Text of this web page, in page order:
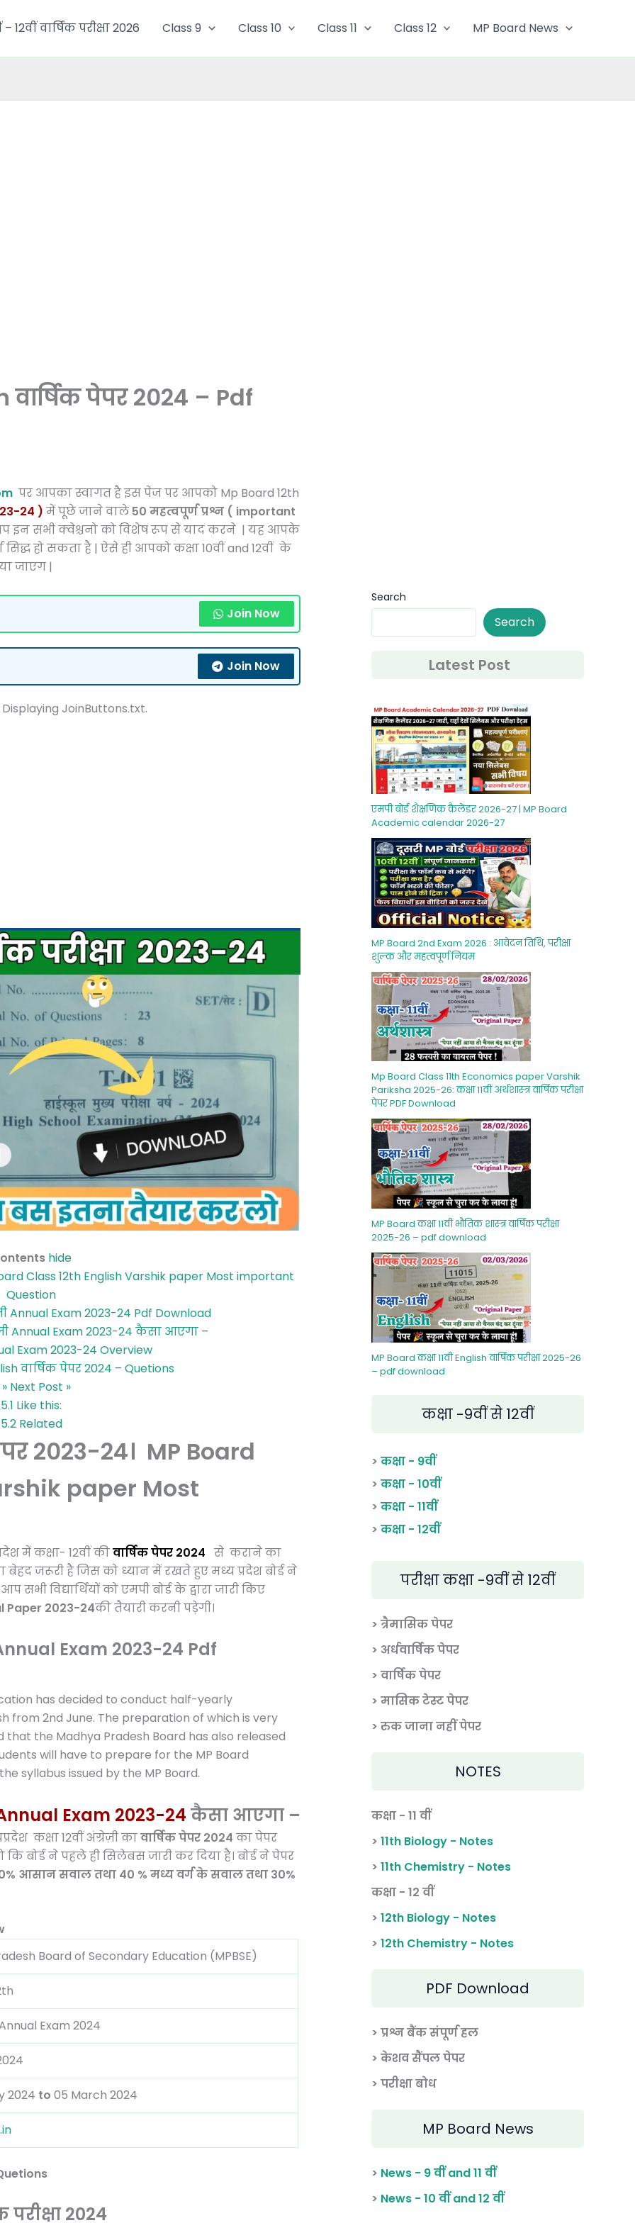
– 12वीं वार्षिक परीक्षा 2026 Class 9 Class 10 Class 11 Class 12 MP Board News
पेपर 2024 – Pdf
पर आपका स्वागत है इस पेज पर आपको Mp Board 12th
24 ) में पूछे जाने वाले 50 महत्वपूर्ण प्रश्न ( important
इन सभी क्वेश्चनो को विशेष रूप से याद करने | यह आपके
हो सकता है | ऐसे ही आपको कक्षा 10वीं and 12वीं के
जाएग |
Join Now
Join Now
JoinButtons.txt.
hide
Class 12th English Varshik paper Most important
Question
Annual Exam 2023-24 Pdf Download
Annual Exam 2023-24 कैसा आएगा –
Exam 2023-24 Overview
वार्षिक पेपर 2024 – Quetions
» Next Post »
5.1 Like this:
5.2 Related
2023-24। MP Board
paper Most
मेंकक्षा- 12वींकीवार्षिक पेपर 2024 से कराने का
जरूरी है जिस को ध्यान में रखते हुए मध्य प्रदेश बोर्ड ने
विद्यार्थियों को एमपी बोर्ड के द्वारा जारी किए
Paper 2023-24की तैयारी करनी पड़ेगी।
Exam 2023-24 Pdf
has decided to conduct half-yearly
from 2nd June. The preparation of which is very
the Madhya Pradesh Board has also released
will have to prepare for the MP Board
syllabus issued by the MP Board.
Exam 2023-24 कैसा आएगा –
कक्षा 12वीं अंग्रेज़ी कावार्षिक पेपर 2024 का पेपर
बोर्ड ने पहले ही सिलेबस जारी कर दिया है। बोर्ड ने पेपर
आसान सवाल तथा 40 % मध्य वर्ग के सवाल तथा 30%
Board of Secondary Education (MPBSE)
Exam 2024
2024 to 05 March 2024
परीक्षा 2024
Search
Search
Latest Post
एमपी बोर्ड शैक्षणिक कैलेंडर 2026-27 | MP Board
Academic calendar 2026-27
MP Board 2nd Exam 2026 : आवेदन तिथि, परीक्षा
शुल्‍क और महत्‍वपूर्ण नियम
Mp Board Class 11th Economics paper Varshik
Pariksha 2025-26: कक्षा 11वीं अर्थशास्‍त्र वार्षिक परीक्षा
पेपर PDF Download
MP Board कक्षा 11वीं भौतिक शास्‍त्र वार्षिक परीक्षा
2025-26 – pdf download
MP Board कक्षा 11वीं English वार्षिक परीक्षा 2025-26
– pdf download
कक्षा -9वीं से 12वीं
> कक्षा - 9वीं
> कक्षा - 10वीं
> कक्षा - 11वीं
> कक्षा - 12वीं
परीक्षा कक्षा -9वीं से 12वीं
> त्रैमासिक पेपर
> अर्धवार्षिक पेपर
> वार्षिक पेपर
> मासिक टेस्ट पेपर
> रुक जाना नहीं पेपर
NOTES
कक्षा - 11 वीं
> 11th Biology - Notes
> 11th Chemistry - Notes
कक्षा - 12 वीं
> 12th Biology - Notes
> 12th Chemistry - Notes
PDF Download
> प्रश्न बैंक संपूर्ण हल
> केशव सैंपल पेपर
> परीक्षा बोध
MP Board News
> News - 9 वीं and 11 वीं
> News - 10 वीं and 12 वीं